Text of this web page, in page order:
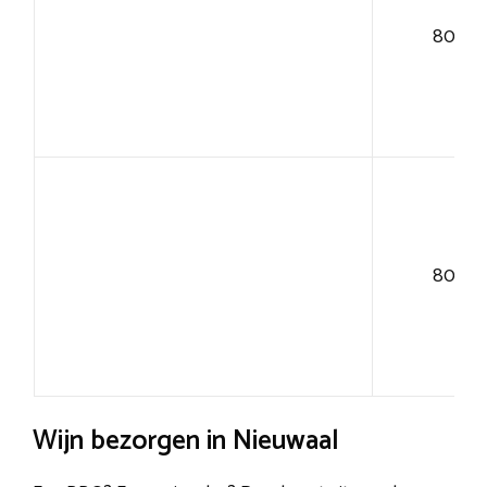
80+
80+
Wijn bezorgen in Nieuwaal